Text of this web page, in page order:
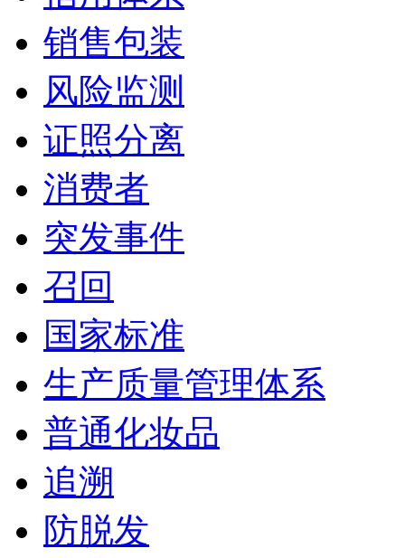
销售包装
风险监测
证照分离
消费者
突发事件
召回
国家标准
生产质量管理体系
普通化妆品
追溯
防脱发